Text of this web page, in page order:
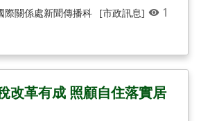
際關係處新聞傳播科 [市政訊息] 1
照顧自住落實居